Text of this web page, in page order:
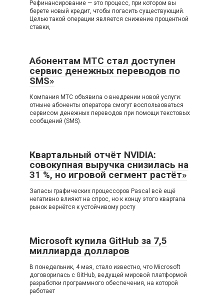
Рефинансирование — это процесс, при котором вы
берете новый кредит, чтобы погасить существующий.
Целью такой операции является снижение процентной
ставки,
Абонентам МТС стал доступен
сервис денежных переводов по
SMS»
Компания МТС объявила о внедрении новой услуги:
отныне абоненты оператора смогут воспользоваться
сервисом денежных переводов при помощи текстовых
сообщений (SMS).
Квартальный отчёт NVIDIA:
совокупная выручка снизилась на
31 %, но игровой сегмент растёт»
Запасы графических процессоров Pascal всё ещё
негативно влияют на спрос, но к концу этого квартала
рынок вернётся к устойчивому росту
Microsoft купила GitHub за 7,5
миллиарда долларов
В понедельник, 4 мая, стало известно, что Microsoft
договорилась с GitHub, ведущей мировой платформой
разработки программного обеспечения, на которой
работает